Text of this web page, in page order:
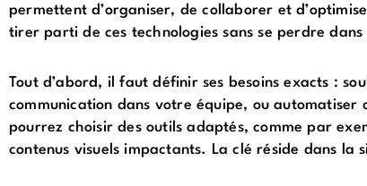
permettent d’organiser, de collaborer et
tirer parti de ces technologies sans se perdre
Tout d’abord, il faut définir ses besoins exacts :
communication dans votre équipe, ou
pourrez choisir des outils adaptés, comme par
contenus visuels impactants. La clé réside dans